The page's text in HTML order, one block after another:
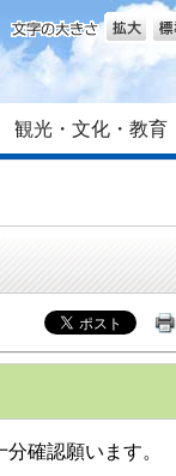
文字の大
観光・文化・教育
確認願います。